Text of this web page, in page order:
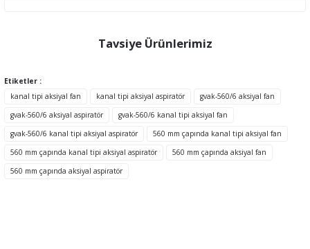
tarafımıza iletebilirsiniz.
Görüş ve önerileriniz için teşekkür ederiz.
Ürün fiyatı diğer sitelerden daha pahalı.
Bu ürüne benzer farklı alternatifler olmalı.
Tavsiye Ürünlerimiz
Etiketler :
kanal tipi aksiyal fan
kanal tipi aksiyal aspiratör
gvak-560/6 aksiyal fan
gvak-560/6 aksiyal aspiratör
gvak-560/6 kanal tipi aksiyal fan
gvak-560/6 kanal tipi aksiyal aspiratör
560 mm çapında kanal tipi aksiyal fan
560 mm çapında kanal tipi aksiyal aspiratör
560 mm çapında aksiyal fan
560 mm çapında aksiyal aspiratör